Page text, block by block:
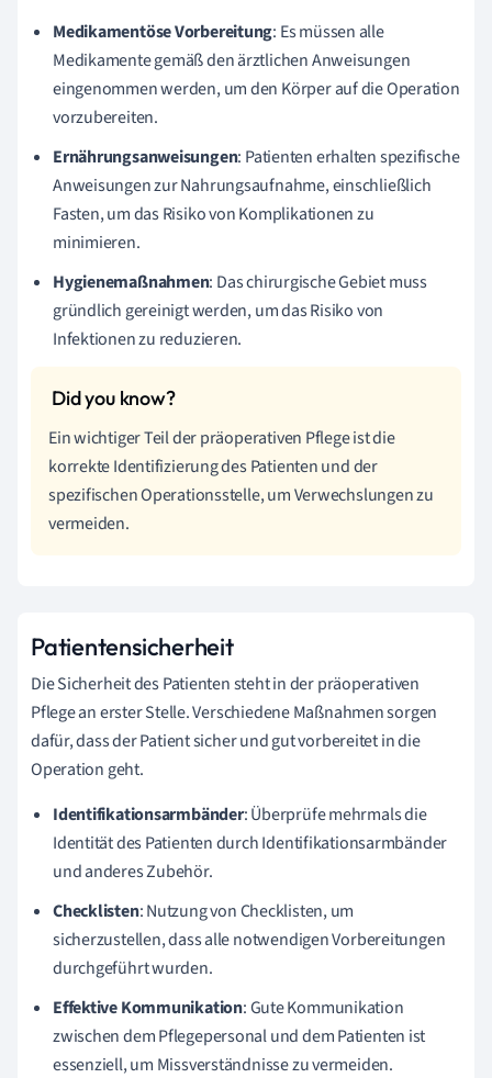
Medikamentöse Vorbereitung: Es müssen alle
Medikamente gemäß den ärztlichen Anweisungen
eingenommen werden, um den Körper auf die Operation
vorzubereiten.
Ernährungsanweisungen: Patienten erhalten spezifische
Anweisungen zur Nahrungsaufnahme, einschließlich
Fasten, um das Risiko von Komplikationen zu
minimieren.
Hygienemaßnahmen: Das chirurgische Gebiet muss
gründlich gereinigt werden, um das Risiko von
Infektionen zu reduzieren.
Ein wichtiger Teil der präoperativen Pflege ist die
korrekte Identifizierung des Patienten und der
spezifischen Operationsstelle, um Verwechslungen zu
vermeiden.
Patientensicherheit
Die Sicherheit des Patienten steht in der präoperativen
Pflege an erster Stelle. Verschiedene Maßnahmen sorgen
dafür, dass der Patient sicher und gut vorbereitet in die
Operation geht.
Identifikationsarmbänder: Überprüfe mehrmals die
Identität des Patienten durch Identifikationsarmbänder
und anderes Zubehör.
Checklisten: Nutzung von Checklisten, um
sicherzustellen, dass alle notwendigen Vorbereitungen
durchgeführt wurden.
Effektive Kommunikation: Gute Kommunikation
zwischen dem Pflegepersonal und dem Patienten ist
essenziell, um Missverständnisse zu vermeiden.